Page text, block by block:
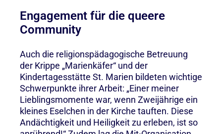
Engagement für die queere
Community
Auch die religionspädagogische Betreuung
der Krippe „Marienkäfer“ und der
Kindertagesstätte St. Marien bildeten wichtige
Schwerpunkte ihrer Arbeit: „Einer meiner
Lieblingsmomente war, wenn Zweijährige ein
kleines Eselchen in der Kirche tauften. Diese
Andächtigkeit und Heiligkeit zu erleben, ist so